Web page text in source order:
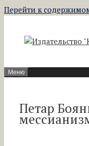
Перейти к
Меню
Петар